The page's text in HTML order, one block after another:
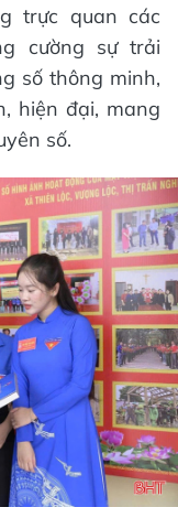
trực quan các
cường sự trải
số thông minh,
hiện đại, mang
số.